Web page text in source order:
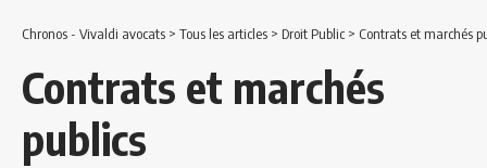
Chronos - Vivaldi avocats > Tous les articles > Droit Public > Contrats et marchés
Contrats et marchés
publics